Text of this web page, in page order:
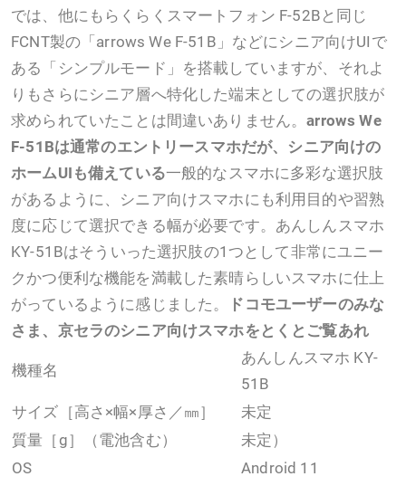
では、他にもらくらくスマートフォン F-52Bと同じ
FCNT製の「arrows We F-51B」などにシニア向けUIで
ある「シンプルモード」を搭載していますが、それよ
りもさらにシニア層へ特化した端末としての選択肢が
求められていたことは間違いありません。arrows We
F-51Bは通常のエントリースマホだが、シニア向けの
ホームUIも備えている一般的なスマホに多彩な選択肢
があるように、シニア向けスマホにも利用目的や習熟
度に応じて選択できる幅が必要です。あんしんスマホ
KY-51Bはそういった選択肢の1つとして非常にユニー
クかつ便利な機能を満載した素晴らしいスマホに仕上
がっているように感じました。
ドコモユーザーのみな
さま、京セラのシニア向けスマホをとくとご覧あれ
機種名
あんしんスマホ KY-
51B
サイズ［高さ×幅×厚さ／㎜］
未定
質量［g］（電池含む）
未定）
OS
Android 11